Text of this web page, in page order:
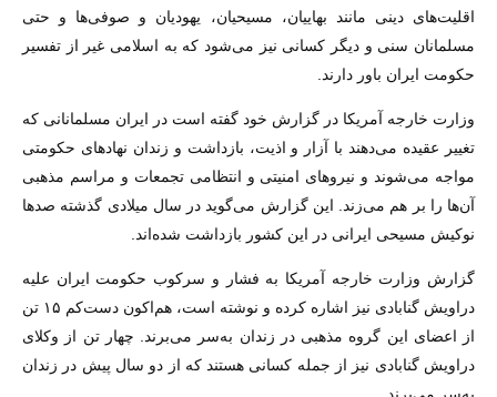
اقلیت‌های دینی مانند بهاییان، مسیحیان، یهودیان و صوفی‌ها و حتی
مسلمانان سنی و دیگر کسانی نیز می‌شود که به اسلامی غیر از تفسیر
حکومت ایران باور دارند.
وزارت خارجه آمریکا در گزارش خود گفته است در ایران مسلمانانی که
تغییر عقیده می‌دهند با آزار و اذیت، بازداشت و زندان نهادهای حکومتی
مواجه می‌شوند و نیروهای امنیتی و انتظامی تجمعات و مراسم مذهبی
آن‌ها را بر هم می‌زند. این گزارش می‌گوید در سال میلادی گذشته صدها
نوکیش مسیحی ایرانی در این کشور بازداشت شده‌اند.
گزارش وزارت خارجه آمریکا به فشار و سرکوب حکومت ایران علیه
دراویش گنابادی نیز اشاره کرده و نوشته است، هم‌اکون دست‌کم ۱۵ تن
از اعضای این گروه مذهبی در زندان به‌سر می‌برند. چهار تن از وکلای
دراویش گنابادی نیز از جمله کسانی هستند که از دو سال پیش در زندان